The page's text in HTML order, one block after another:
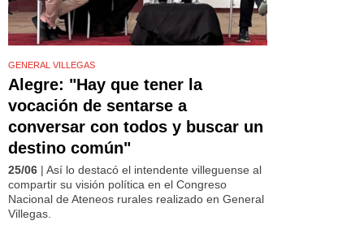
GENERAL VILLEGAS
Alegre: "Hay que tener la
vocación de sentarse a
conversar con todos y buscar un
destino común"
25/06 | Así lo destacó el intendente villeguense al
compartir su visión política en el Congreso
Nacional de Ateneos rurales realizado en General
Villegas.